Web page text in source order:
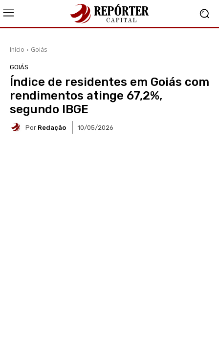
Início Goiás
GOIÁS
Índice de residentes em Goiás com
rendimentos atinge 67,2%,
segundo IBGE
Por Redação 10/05/2026